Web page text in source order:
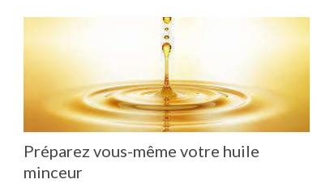
Préparez vous-même votre huile
minceur